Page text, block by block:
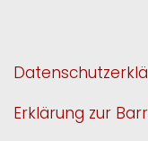
Erklärung zur